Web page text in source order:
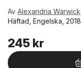
Av Alexandria Warwick
Häftad, Engelska, 2018
245 kr